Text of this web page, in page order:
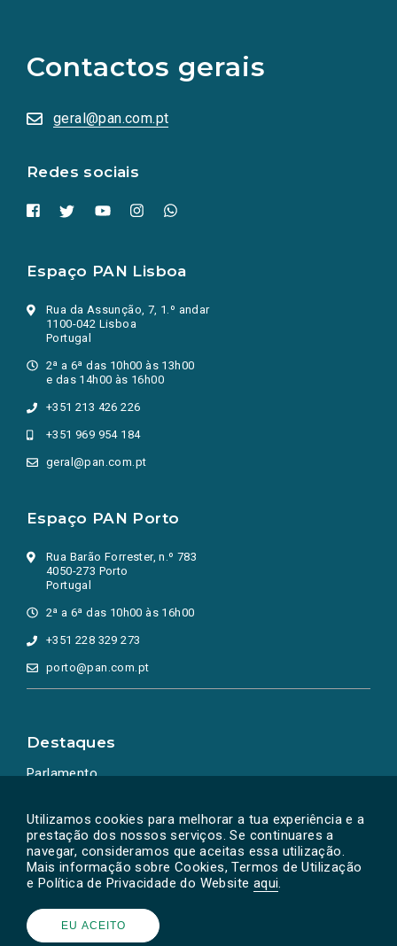
Utilizamos cookies para melhorar a tua experiência e a
prestação dos nossos serviços. Se continuares a
navegar, consideramos que aceitas essa utilização.
Mais informação sobre Cookies, Termos de Utilização
e Política de Privacidade do Website aqui.
EU ACEITO
Contactos gerais
geral@pan.com.pt
Redes sociais
redes
sociais
numa
nova
Espaço PAN Lisboa
Rua da Assunção, 7, 1.º andar
1100-042 Lisboa
Portugal
2ª a 6ª das 10h00 às 13h00
e das 14h00 às 16h00
+351 213 426 226
+351 969 954 184
geral@pan.com.pt
Espaço PAN Porto
Rua Barão Forrester, n.º 783
4050-273 Porto
Portugal
2ª a 6ª das 10h00 às 16h00
+351 228 329 273
porto@pan.com.pt
Destaques
Parlamento
Powered by © PAN 2026